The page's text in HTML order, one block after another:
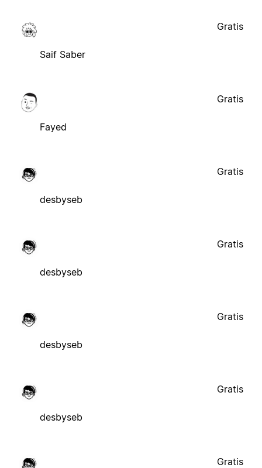
Saif Saber
Gratis
Fayed
Gratis
desbyseb
Gratis
desbyseb
Gratis
desbyseb
Gratis
desbyseb
Gratis
Gratis